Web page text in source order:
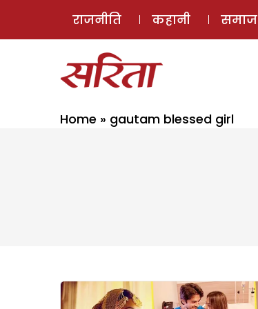
राजनीति कहानी समाज
Home » gautam blessed girl